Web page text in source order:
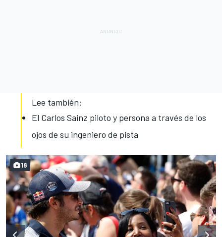
Lee también:
El Carlos Sainz piloto y persona a través de los
ojos de su ingeniero de pista
16